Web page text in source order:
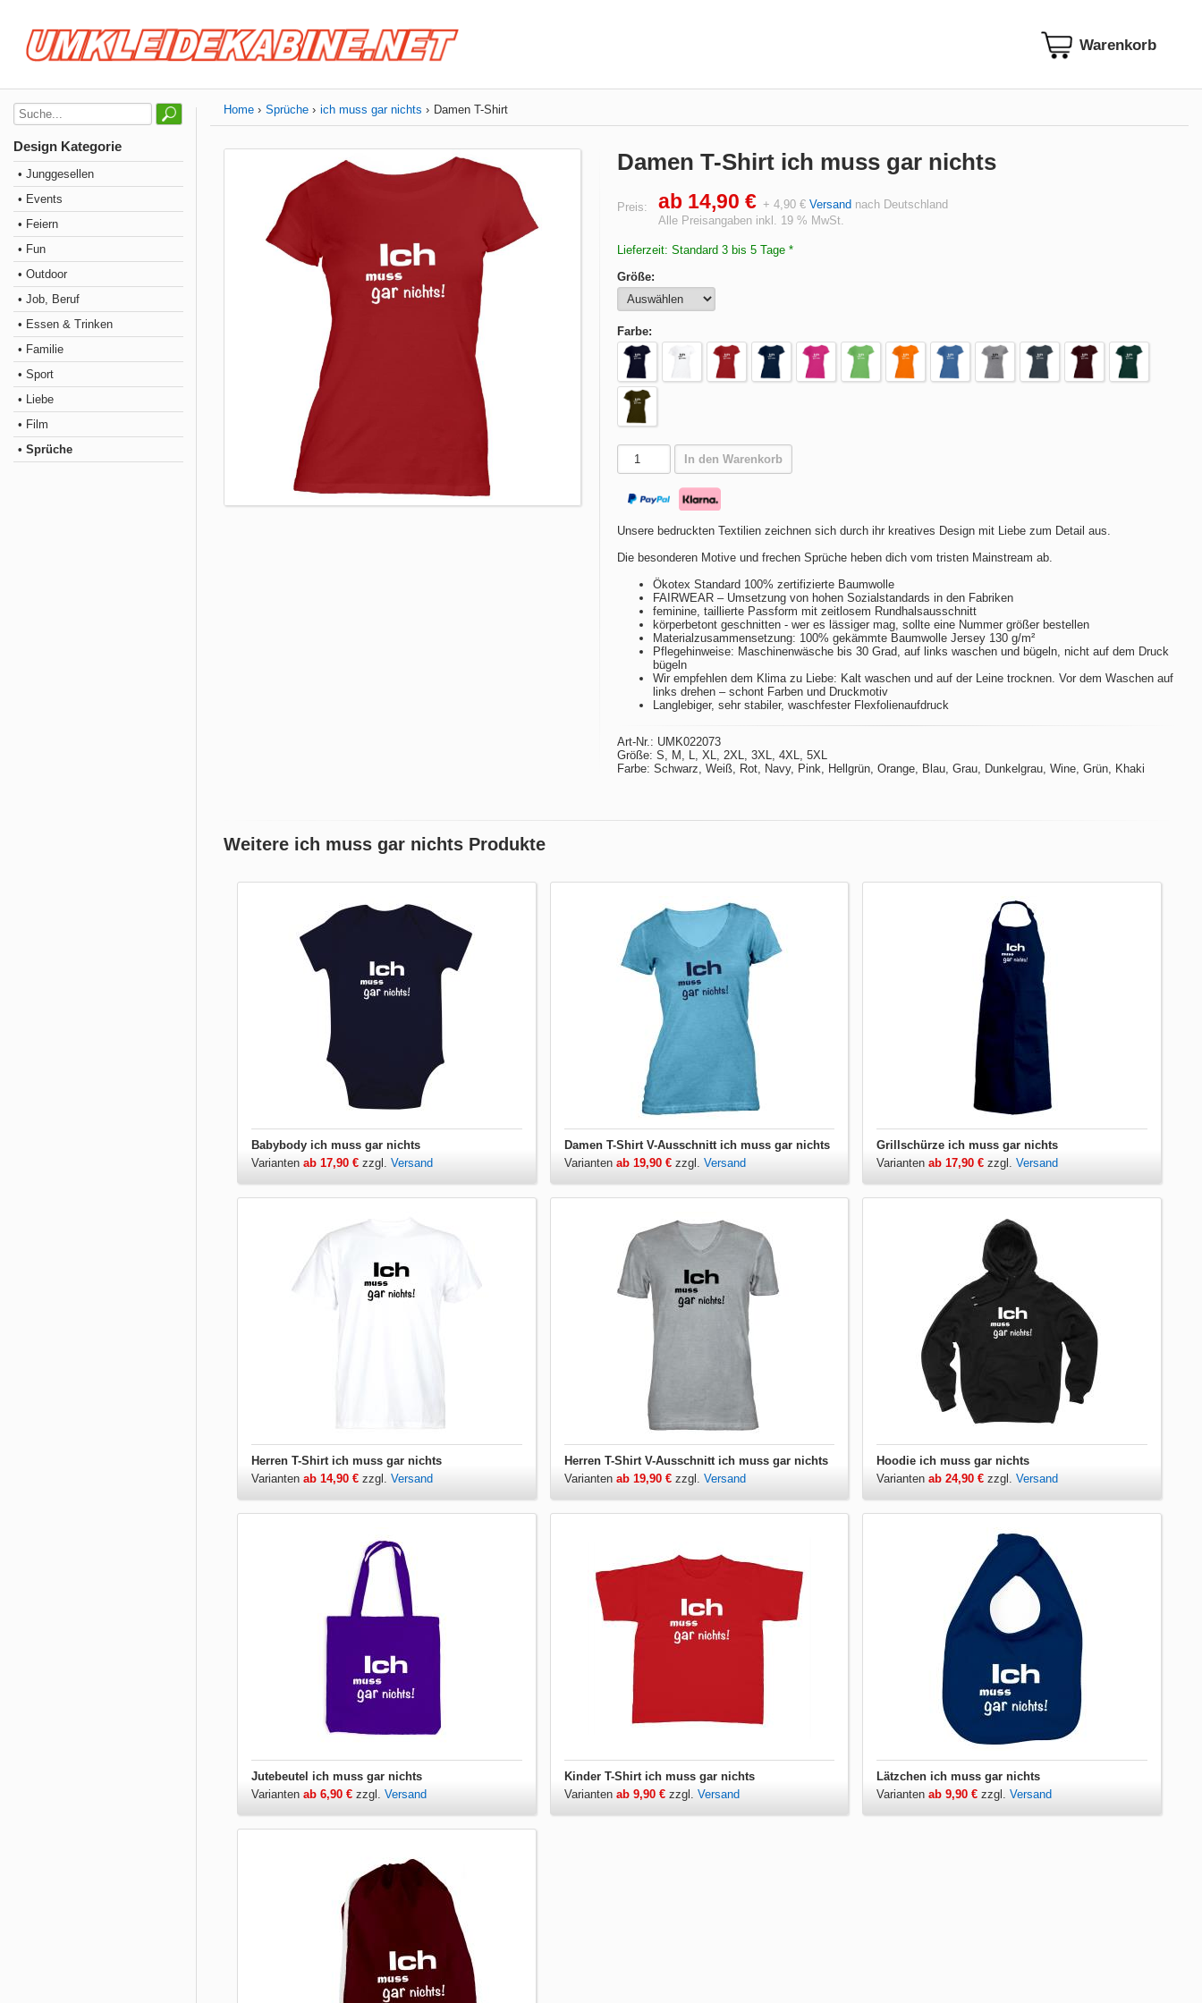
Design Kategorie
• Junggesellen
• Events
• Feiern
• Fun
• Outdoor
• Job, Beruf
• Essen & Trinken
• Familie
• Sport
• Liebe
• Film
• Sprüche
Home Sprüche ich muss gar nichts Damen T-Shirt
Damen T-Shirt ich muss gar nichts
Preis: ab 14,90 € + 4,90 € Versand nach Deutschland
Alle Preisangaben inkl. 19 % MwSt.
Lieferzeit: Standard 3 bis 5 Tage *
Größe:
Farbe:
In den Warenkorb
Unsere bedruckten Textilien zeichnen sich durch ihr kreatives Design mit Liebe zum Detail aus.
Die besonderen Motive und frechen Sprüche heben dich vom tristen Mainstream ab.
Ökotex Standard 100% zertifizierte Baumwolle
FAIRWEAR – Umsetzung von hohen Sozialstandards in den Fabriken
feminine, taillierte Passform mit zeitlosem Rundhalsausschnitt
körperbetont geschnitten - wer es lässiger mag, sollte eine Nummer größer bestellen
Materialzusammensetzung: 100% gekämmte Baumwolle Jersey 130 g/m²
Pflegehinweise: Maschinenwäsche bis 30 Grad, auf links waschen und bügeln, nicht auf dem Druck
bügeln
Wir empfehlen dem Klima zu Liebe: Kalt waschen und auf der Leine trocknen. Vor dem Waschen auf
links drehen – schont Farben und Druckmotiv
Langlebiger, sehr stabiler, waschfester Flexfolienaufdruck
Art-Nr.: UMK022073
Größe: S, M, L, XL, 2XL, 3XL, 4XL, 5XL
Farbe: Schwarz, Weiß, Rot, Navy, Pink, Hellgrün, Orange, Blau, Grau, Dunkelgrau, Wine, Grün, Khaki
Weitere ich muss gar nichts Produkte
Babybody ich muss gar nichts
Varianten ab 17,90 € zzgl. Versand
Damen T-Shirt V-Ausschnitt ich muss gar nichts
Varianten ab 19,90 €zzgl. Versand
Grillschürze ich muss gar nichts
Variantenab 17,90 € zzgl.Versand
Herren T-Shirt ich muss gar nichts
Varianten ab 14,90 € zzgl. Versand
Herren T-Shirt V-Ausschnitt ich muss gar nichts
Varianten ab 19,90 €zzgl. Versand
Hoodie ich muss gar nichts
Variantenab 24,90 € zzgl.Versand
Jutebeutel ich muss gar nichts
Varianten ab 6,90 € zzgl. Versand
Kinder T-Shirt ich muss gar nichts
Varianten ab 9,90 €zzgl. Versand
Lätzchen ich muss gar nichts
Variantenab 9,90 € zzgl.Versand